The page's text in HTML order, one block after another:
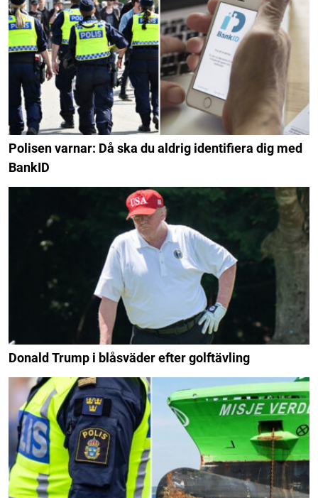
Polisen varnar: Då ska du aldrig identifiera dig med
BankID
Donald Trump i blåsväder efter golftävling